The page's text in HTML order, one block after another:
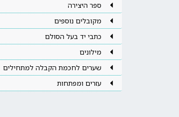
ספר היצירה
מקובלים נוספים
כתבי יד בעל הסולם
מילונים
שערים לחכמת הקבלה למתחילים
עזרים ומפתחות